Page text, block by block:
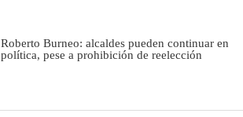
Roberto Burneo: alcaldes pueden continuar en
política, pese a prohibición de reelección